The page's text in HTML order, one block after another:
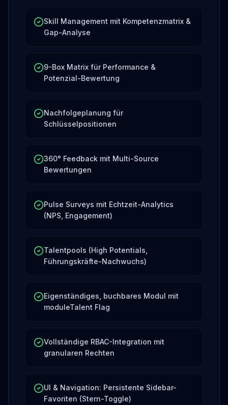
Skill Management mit Kompetenzmatrix &
Gap-Analyse
9-Box Matrix für Performance &
Potenzial-Bewertung
Nachfolgeplanung für
Schlüsselpositionen
360° Feedback mit Multi-Source
Bewertungen
Pulse Surveys mit Echtzeit-Analytics
(NPS, Engagement)
Talentpools (High Potentials,
Führungskräfte-Nachwuchs)
Eigenständiges, buchbares Modul mit
moduleTalent Flag
Vollständige RBAC-Integration mit
granularen Rechten
UI & Navigation: Persistente Sidebar-
Favoriten (Stern-Toggle)